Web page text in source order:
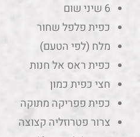
6 שיני שום
כפית פלפל שחור
מלח (לפי הטעם)
כפית ראס אל חנות
חצי כפית כמון
כפית פפריקה מתוקה
צרור פטרוזליה קצוצה